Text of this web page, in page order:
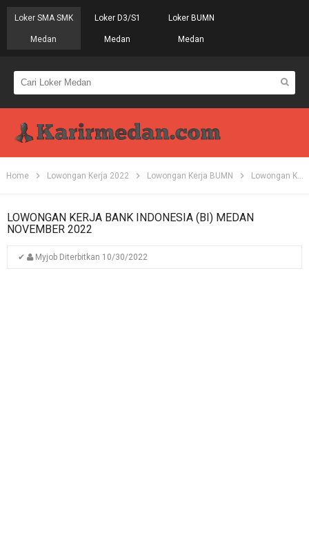
Loker SMA SMK
Medan
Loker D3/S1
Medan
Loker BUMN
Medan
Home Lowongan Kerja 2022 Lowongan Kerja BUMN Lowongan Kerja D4
LOWONGAN KERJA BANK INDONESIA (BI) MEDAN
NOVEMBER 2022
✔ Myjob Diterbitkan 10/30/2022